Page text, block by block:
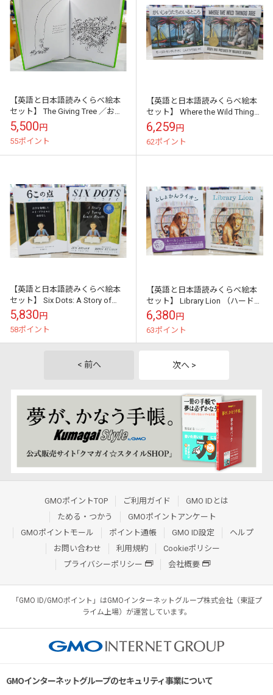
【英語と日本語読みくらべ絵本
セット】 The Giving Tree ／おお
きな木
5,500円
55ポイント
【英語と日本語読みくらべ絵本
セット】 Where the Wild Things
Are （ハードカバー版）／かいじ
ゅうたちのいる...
6,259円
62ポイント
【英語と日本語読みくらべ絵本
セット】 Six Dots: A Story of
Young Louis Braille （ハードカ...
5,830円
58ポイント
【英語と日本語読みくらべ絵本
セット】 Library Lion （ハードカ
バー版） ／ としょかんライオン
6,380円
63ポイント
< 前へ 次へ >
GMOポイントTOP ご利用ガイド
GMO IDとは
ためる・つかう
GMOポイントアンケート
GMOポイントモール
ポイント通帳 GMO ID設定
ヘルプ
お問い合わせ
利用規約
Cookieポリシー
プライバシーポリシー
会社概要
「GMO ID/GMOポイント」はGMOインターネットグループ株式会社（東証プ
ライム上場）が運営しています。
GMOインターネットグループのセキュリティ事業について